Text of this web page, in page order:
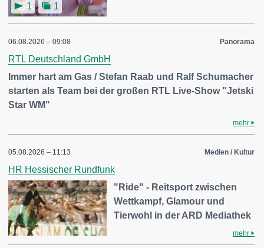
1 1
06.08.2026 – 09:08 Panorama
RTL Deutschland GmbH
Immer hart am Gas / Stefan Raab und Ralf Schumacher
starten als Team bei der großen RTL Live-Show "Jetski
Star WM"
mehr
05.08.2026 – 11:13 Medien / Kultur
HR Hessischer Rundfunk
"Ride" - Reitsport zwischen
Wettkampf, Glamour und
Tierwohl in der ARD Mediathek
mehr